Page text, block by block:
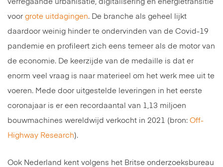
verregaande urbanisatie, digitalisering en energietransitie
voor grote uitdagingen. De branche als geheel lijkt
daardoor weinig hinder te ondervinden van de Covid-19
pandemie en profileert zich eens temeer als de motor van
de economie. De keerzijde van de medaille is dat er
enorm veel vraag is naar materieel om het werk mee uit te
voeren. Mede door uitgestelde leveringen in het eerste
coronajaar is er een recordaantal van 1,13 miljoen
bouwmachines wereldwijd verkocht in 2021 (bron: Off-
Highway Research).
Ook Nederland kent volgens het Britse onderzoeksbureau